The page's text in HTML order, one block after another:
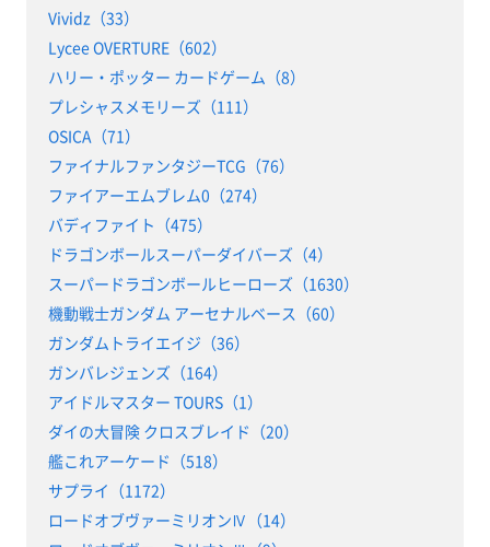
Vividz（33）
Lycee OVERTURE（602）
ハリー・ポッター カードゲーム（8）
プレシャスメモリーズ（111）
OSICA（71）
ファイナルファンタジーTCG（76）
ファイアーエムブレム0（274）
バディファイト（475）
ドラゴンボールスーパーダイバーズ（4）
スーパードラゴンボールヒーローズ（1630）
機動戦士ガンダム アーセナルベース（60）
ガンダムトライエイジ（36）
ガンバレジェンズ（164）
アイドルマスター TOURS（1）
ダイの大冒険 クロスブレイド（20）
艦これアーケード（518）
サプライ（1172）
ロードオブヴァーミリオンⅣ（14）